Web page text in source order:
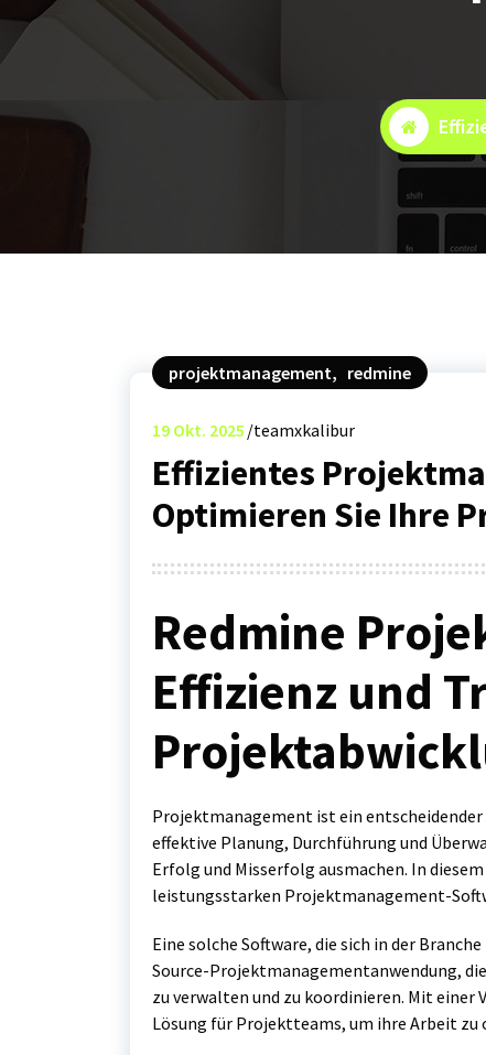
projektmanagement, redmine
19 Okt. 2025 teamxkalibur
Effizientes
Optimieren Sie Ihre
Redmine
Effizienz und
Projektmanagement ist ein
effektive Planung, Durchführung und
Erfolg und Misserfolg ausmachen. In
leistungsstarken Projektmanagement-
Eine solche Software, die sich in der
Source-Projektmanagementanwendung,
zu verwalten und zu koordinieren. Mit
Lösung für Projektteams, um ihre Arbeit